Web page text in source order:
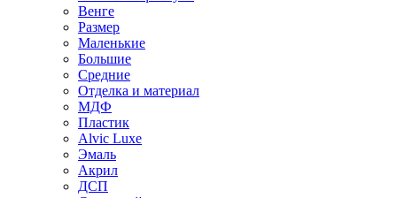
Венге
Размер
Маленькие
Большие
Средние
Отделка и материал
МДФ
Пластик
Alvic Luxe
Эмаль
Акрил
ДСП